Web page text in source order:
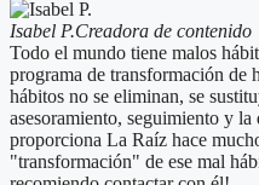
Isabel P.Creadora de contenido
Todo el mundo tiene malos
programa de transformación de
hábitos no se eliminan, se
asesoramiento, seguimiento y
proporciona La Raíz hace
"transformación" de ese mal